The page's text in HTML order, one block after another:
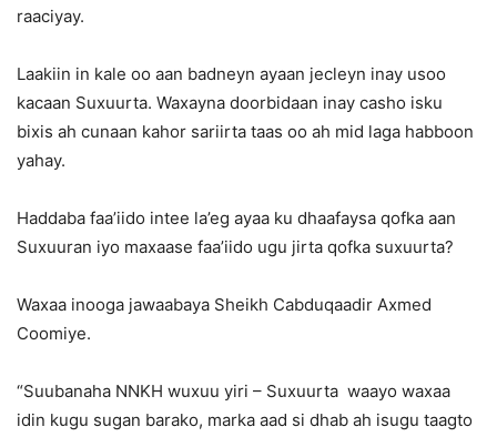
raaciyay.
Laakiin in kale oo aan badneyn ayaan jecleyn inay usoo
kacaan Suxuurta. Waxayna doorbidaan inay casho isku
bixis ah cunaan kahor sariirta taas oo ah mid laga habboon
yahay.
Haddaba faa’iido intee la’eg ayaa ku dhaafaysa qofka aan
Suxuuran iyo maxaase faa’iido ugu jirta qofka suxuurta?
Waxaa inooga jawaabaya Sheikh Cabduqaadir Axmed
Coomiye.
“Suubanaha NNKH wuxuu yiri – Suxuurta waayo waxaa
idin kugu sugan barako, marka aad si dhab ah isugu taagto